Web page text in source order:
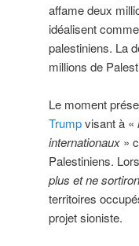
affame deux
idéalisent
palestiniens. La
millions de
Le moment
Trumpvisant à «
internationaux»
Palestiniens.
plus et ne
territoires
projet sioniste.